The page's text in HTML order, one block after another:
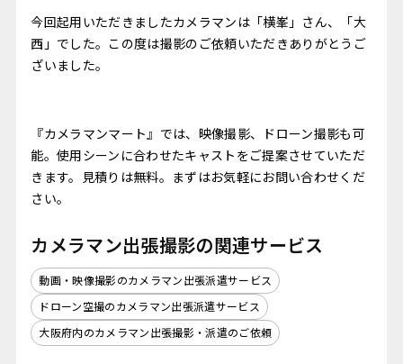
今回起用いただきましたカメラマンは「横峯」さん、「大
西」でした。この度は撮影のご依頼いただきありがとうご
ざいました。
『カメラマンマート』では、映像撮影、ドローン撮影も可
能。使用シーンに合わせたキャストをご提案させていただ
きます。見積りは無料。まずはお気軽にお問い合わせくだ
さい。
カメラマン出張撮影の関連サービス
動画・映像撮影のカメラマン出張派遣サービス
ドローン空撮のカメラマン出張派遣サービス
大阪府内のカメラマン出張撮影・派遣のご依頼